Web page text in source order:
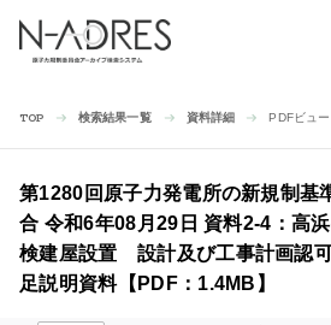
TOP 検索結果一覧 資料詳細 PDFビュ
第1280回原子力発電所の新規制基
合 令和6年08月29日 資料2-4：高
検建屋設置 設計及び工事計画認
足説明資料【PDF：1.4MB】